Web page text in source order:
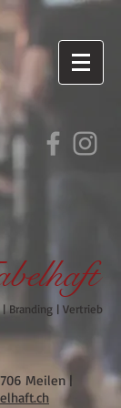
Branding | Vertrieb
Meilen |